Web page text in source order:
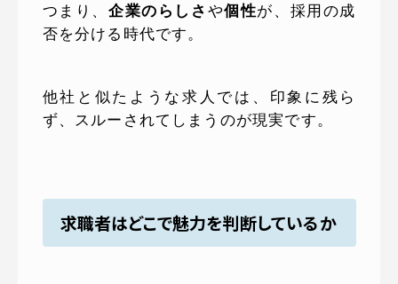
つまり、 企業のらしさ や個性が、採用の成
否を分ける時代です。
他社と似たような求人では、印象に残ら
ず、スルーされてしまうのが現実です。
求職者はどこで魅力を判断しているか